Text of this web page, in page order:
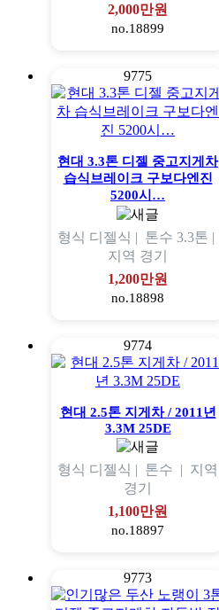
2,000만원
no.18899
9775
현대 3.3톤 디젤 중고지게차
습식브레이크 구보다엔진
5200시…
형식 디젤식 | 톤수 3.3톤 |
지역 경기
1,200만원
no.18898
9774
현대 2.5톤 지게차 / 2011년
3.3M 25DE
형식 디젤식 | 톤수 | 지역
경기
1,100만원
no.18897
9773